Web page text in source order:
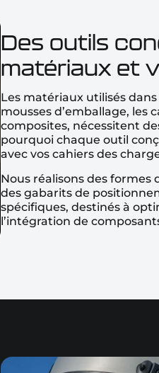
Des outils
matériaux et
Les matériaux utilisés
mousses d’emballage, les
composites, nécessitent
pourquoi chaque outil
avec vos cahiers des
Nous réalisons des formes
des gabarits de
spécifiques, destinés à
l’intégration de